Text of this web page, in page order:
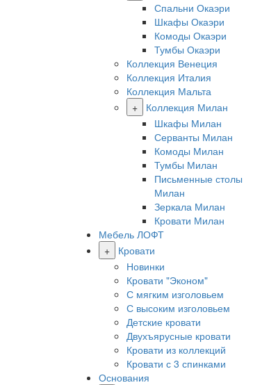
Спальни Окаэри
Шкафы Окаэри
Комоды Окаэри
Тумбы Окаэри
Коллекция Венеция
Коллекция Италия
Коллекция Мальта
+
Коллекция Милан
Шкафы Милан
Серванты Милан
Комоды Милан
Тумбы Милан
Письменные столы
Милан
Зеркала Милан
Кровати Милан
Мебель ЛОФТ
+
Кровати
Новинки
Кровати "Эконом"
С мягким изголовьем
С высоким изголовьем
Детские кровати
Двухъярусные кровати
Кровати из коллекций
Кровати с 3 спинками
Основания